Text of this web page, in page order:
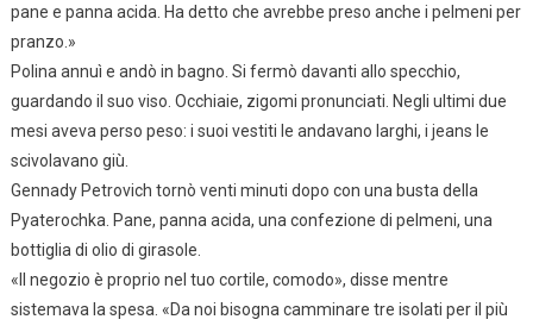
pane e panna acida. Ha detto che avrebbe preso anche i pelmeni per
pranzo.»
Polina annuì e andò in bagno. Si fermò davanti allo specchio,
guardando il suo viso. Occhiaie, zigomi pronunciati. Negli ultimi due
mesi aveva perso peso: i suoi vestiti le andavano larghi, i jeans le
scivolavano giù.
Gennady Petrovich tornò venti minuti dopo con una busta della
Pyaterochka. Pane, panna acida, una confezione di pelmeni, una
bottiglia di olio di girasole.
«Il negozio è proprio nel tuo cortile, comodo», disse mentre
sistemava la spesa. «Da noi bisogna camminare tre isolati per il più